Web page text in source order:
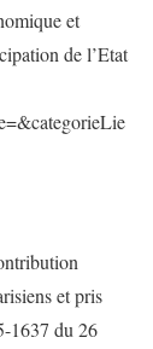
et
de l’Etat
et pris
1637 du 26